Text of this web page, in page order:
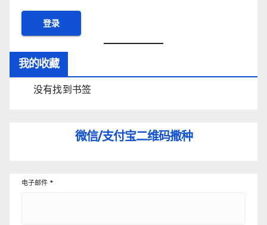
我的收藏
没有找到书签
微信/支付宝二维码撒种
电子邮件 *